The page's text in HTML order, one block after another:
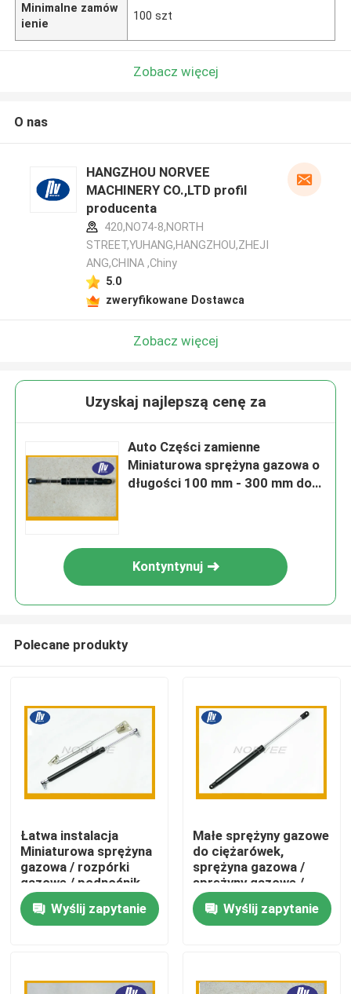
Dom
Minimalne zamów
ienie
100 szt
Zobacz więcej
O nas
HANGZHOU NORVEE
MACHINERY CO.,LTD profil
producenta
420,NO74-8,NORTH
STREET,YUHANG,HANGZHOU,ZHEJI
ANG,CHINA ,Chiny
5.0
zweryfikowane Dostawca
Zobacz więcej
Uzyskaj najlepszą cenę za
Auto Części zamienne
Miniaturowa sprężyna gazowa o
długości 100 mm - 300 mm do
Kontyntynuj
Polecane produkty
Łatwa instalacja
Miniaturowa sprężyna
gazowa / rozpórki
gazowe / podnośnik
gazowy dla Auto
Wyślij zapytanie
Małe sprężyny gazowe
do ciężarówek,
sprężyna gazowa /
sprężyny gazowe /
podnośnik gazowy z
końcówką kulową
Wyślij zapytanie